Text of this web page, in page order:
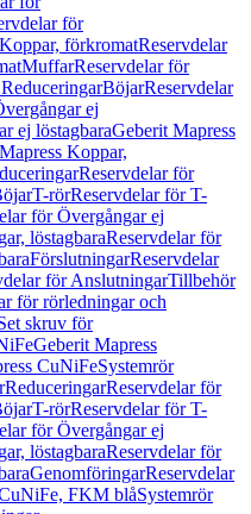
för
förkromatReservdelar
MuffarReservdelar för
BöjarReservdelar
ej
ej löstagbaraGeberit Mapress
Koppar,
Reservdelar för
T-rörReservdelar för T-
för Övergångar ej
löstagbaraReservdelar för
FörslutningarReservdelar
för AnslutningarTillbehör
för rörledningar och
skruv för
Geberit Mapress
CuNiFeSystemrör
ReduceringarReservdelar för
T-rörReservdelar för T-
för Övergångar ej
löstagbaraReservdelar för
GenomföringarReservdelar
FKM blåSystemrör